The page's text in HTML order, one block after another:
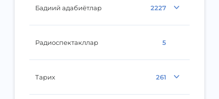
Бадиий адабиётлар 2227
Радиоспектакллар 5
Тарих 261